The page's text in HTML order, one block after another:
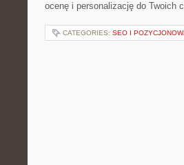
ocenę i personalizację do Twoich
CATEGORIES: SEO I